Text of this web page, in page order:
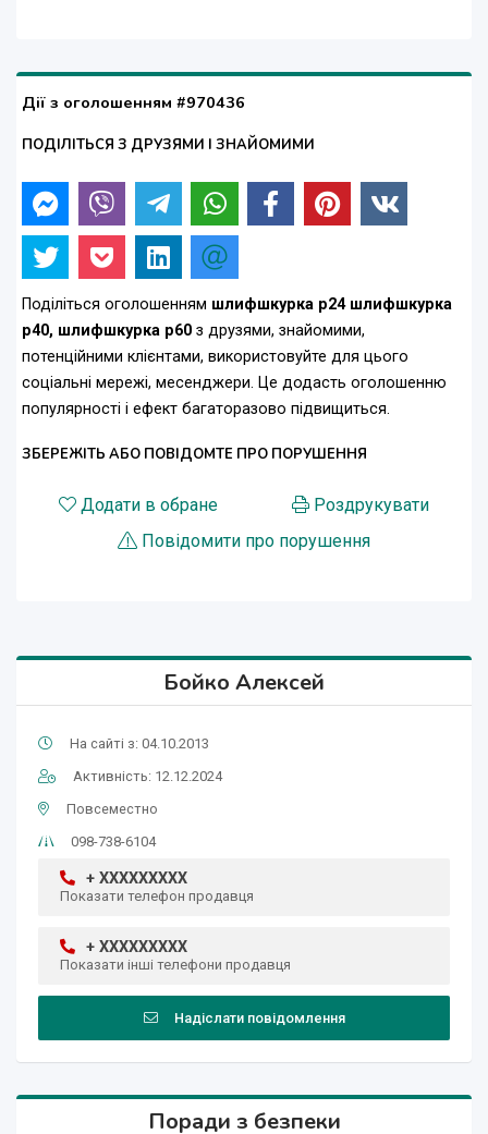
Дії з оголошенням #970436
ПОДІЛІТЬСЯ З ДРУЗЯМИ І ЗНАЙОМИМИ
Поділіться оголошенням шлифшкурка р24 шлифшкурка
р40, шлифшкурка р60 з друзями, знайомими,
потенційними клієнтами, використовуйте для цього
соціальні мережі, месенджери. Це додасть оголошенню
популярності і ефект багаторазово підвищиться.
ЗБЕРЕЖІТЬ АБО ПОВІДОМТЕ ПРО ПОРУШЕННЯ
Додати в обране
Роздрукувати
Повідомити про порушення
Бойко Алексей
На сайті з: 04.10.2013
Активність: 12.12.2024
Повсеместно
098-738-6104
+ XXXXXXXXX
Показати телефон продавця
+ XXXXXXXXX
Показати інші телефони продавця
Надіслати повідомлення
Поради з безпеки